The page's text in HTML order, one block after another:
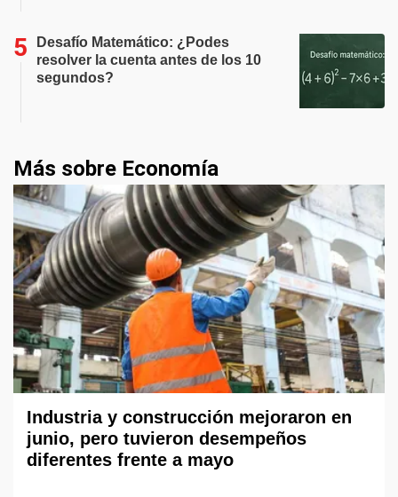
Desafío Matemático: ¿Podes
resolver la cuenta antes de los 10
segundos?
Más sobre Economía
Industria y construcción mejoraron en
junio, pero tuvieron desempeños
diferentes frente a mayo